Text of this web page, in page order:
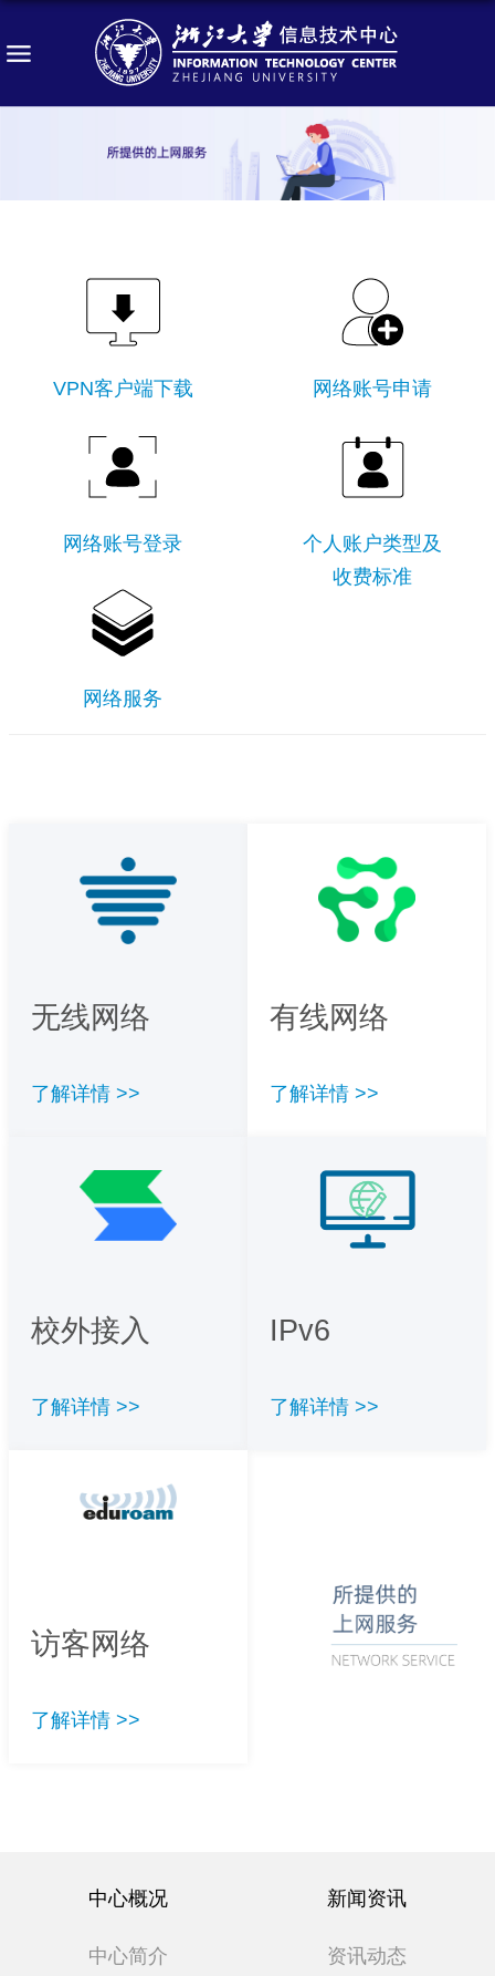
VPN客户端下载 网络账号申请
网络账号登录
个人账户类型及
收费标准
网络服务
无线网络
了解详情 >>
有线网络
了解详情 >>
校外接入
了解详情 >>
IPv6
了解详情 >>
访客网络
了解详情 >>
中心概况
中心简介
新闻资讯
资讯动态